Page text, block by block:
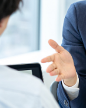
コーポレート・ガバ